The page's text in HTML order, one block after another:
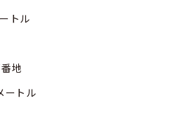
ル
地
ル